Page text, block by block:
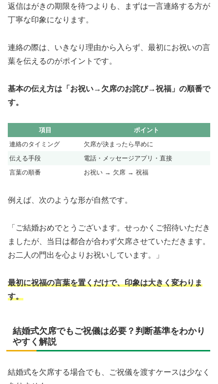
返信はがきの期限を待つよりも、まずは一言連絡する方が
丁寧な印象になります。
連絡の際は、いきなり理由から入らず、最初にお祝いの言
葉を伝えるのがポイントです。
基本の伝え方は「お祝い→欠席のお詫び→祝福」の順番で
す。
項目
ポイント
連絡のタイミング
欠席が決まったら早めに
伝える手段
電話・メッセージアプリ・直接
言葉の順番
お祝い → 欠席 → 祝福
例えば、次のような形が自然です。
「ご結婚おめでとうございます。せっかくご招待いただき
ましたが、当日は都合が合わず欠席させていただきます。
お二人の門出を心よりお祝いしています。」
最初に祝福の言葉を置くだけで、印象は大きく変わりま
す。
結婚式欠席でもご祝儀は必要？判断基準をわかり
やすく解説
結婚式を欠席する場合でも、ご祝儀を渡すケースは少なく